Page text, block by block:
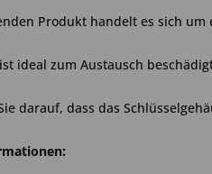
Produkt handelt es sich um
ideal zum Austausch
darauf, dass das